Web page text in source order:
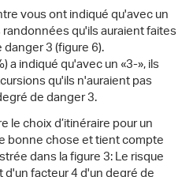
vous ont indiqué qu'avec un
qu'ils auraient faites
3 (figure 6).
a indiqué qu'avec un «3-», ils
qu'ils n'auraient pas
de danger 3.
choix d’itinéraire pour un
bonne chose et tient compte
dans la figure 3: Le risque